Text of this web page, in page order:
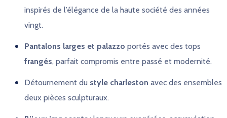
inspirés de l’élégance de la haute société des années
vingt.
Pantalons larges et palazzo portés avec des tops
frangés, parfait compromis entre passé et modernité.
Détournement du style charleston avec des ensembles
deux pièces sculpturaux.